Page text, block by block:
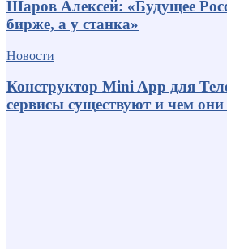
Шаров Алексей: «Будущее
бирже, а у станка»
Новости
Конструктор Mini App для
сервисы существуют и чем